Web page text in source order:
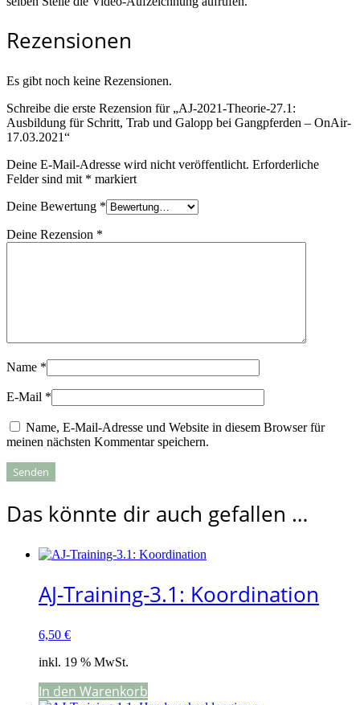
Rezensionen
Es gibt noch keine Rezensionen.
Schreibe die erste Rezension für „AJ-2021-Theorie-27.1:
Ausbildung für Schritt, Trab und Galopp bei Gangpferden – OnAir-
17.03.2021“
Deine E-Mail-Adresse wird nicht veröffentlicht. Erforderliche
Felder sind mit * markiert
Deine Bewertung *
Deine Rezension *
Name *
E-Mail *
Name, E-Mail-Adresse und Website in diesem Browser für
meinen nächsten Kommentar speichern.
Das könnte dir auch gefallen …
AJ-Training-3.1: Koordination
6,50 €
inkl. 19 % MwSt.
In den Warenkorb